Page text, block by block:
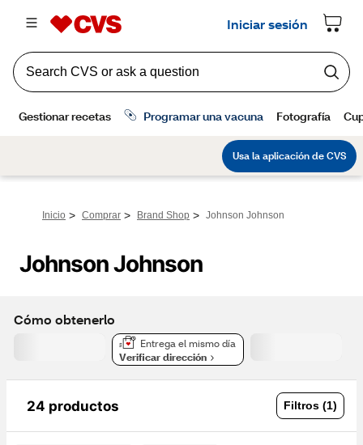
Inicio > Comprar > Brand Shop > Johnson Johnson
Johnson Johnson
Cómo obtenerlo
Entrega el mismo día
Verificar dirección
24 productos Filtros (1)